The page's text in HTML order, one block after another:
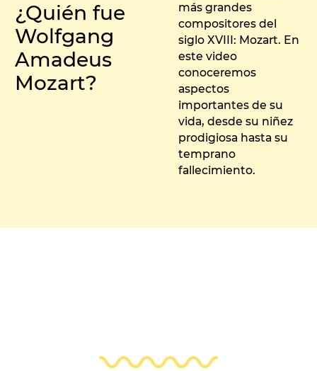
¿Quién fue
Wolfgang
Amadeus
Mozart?
más grandes
compositores del
siglo XVIII: Mozart. En
este video
conoceremos
aspectos
importantes de su
vida, desde su niñez
prodigiosa hasta su
temprano
fallecimiento.